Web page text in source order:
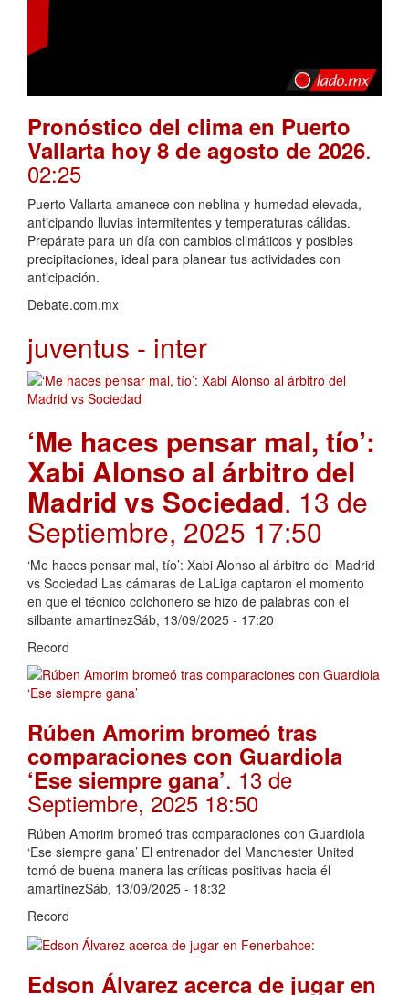
Pronóstico del clima en Puerto
Vallarta hoy 8 de agosto de 2026.
02:25
Puerto Vallarta amanece con neblina y humedad elevada,
anticipando lluvias intermitentes y temperaturas cálidas.
Prepárate para un día con cambios climáticos y posibles
precipitaciones, ideal para planear tus actividades con
anticipación.
Debate.com.mx
juventus - inter
‘Me haces pensar mal, tío’:
Xabi Alonso al árbitro del
Madrid vs Sociedad. 13 de
Septiembre, 2025 17:50
‘Me haces pensar mal, tío’: Xabi Alonso al árbitro del Madrid
vs Sociedad Las cámaras de LaLiga captaron el momento
en que el técnico colchonero se hizo de palabras con el
silbante amartinezSáb, 13/09/2025 - 17:20
Record
Rúben Amorim bromeó tras
comparaciones con Guardiola
‘Ese siempre gana’. 13 de
Septiembre, 2025 18:50
Rúben Amorim bromeó tras comparaciones con Guardiola
‘Ese siempre gana’ El entrenador del Manchester United
tomó de buena manera las críticas positivas hacia él
amartinezSáb, 13/09/2025 - 18:32
Record
Edson Álvarez acerca de jugar en